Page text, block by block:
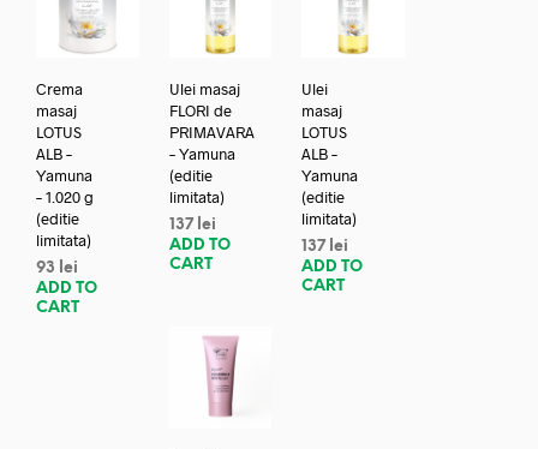
Crema
masaj
LOTUS
ALB –
Yamuna
– 1.020 g
(editie
limitata)
93
lei
ADD TO
CART
Ulei masaj
FLORI de
PRIMAVARA
– Yamuna
(editie
limitata)
137 lei
ADD TO
CART
Ulei
masaj
LOTUS
ALB –
Yamuna
(editie
limitata)
137 lei
ADD TO
CART